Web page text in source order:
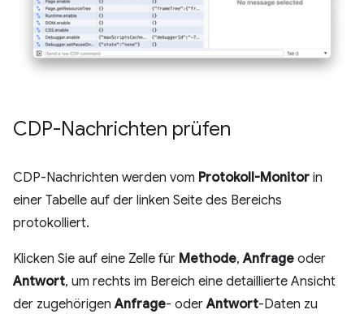
CDP-Nachrichten prüfen
CDP-Nachrichten werden vom Protokoll-Monitor in
einer Tabelle auf der linken Seite des Bereichs
protokolliert.
Klicken Sie auf eine Zelle für Methode,Anfrage oder
Antwort, um rechts im Bereich eine detaillierte Ansicht
der zugehörigenAnfrage- oderAntwort-Daten zu